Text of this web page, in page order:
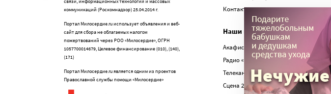
коммуникаций (Роскомнадзор) 25.04.2014 г.
Портал Милосердие.ru использует объявления и веб-
сайт для сбора не облагаемых налогом
пожертвований через РОО «Милосердие», ОГРН
1057700014679, Целевое финансирование (010), (140),
(171)
Портал Милосердие.ru является одним из проектов
Православной службы помощи «Милосердие»
Контакты
Наши партнеры
Акафистник
Радио «Вера»
Телеканал «Спас»
Сцена 23